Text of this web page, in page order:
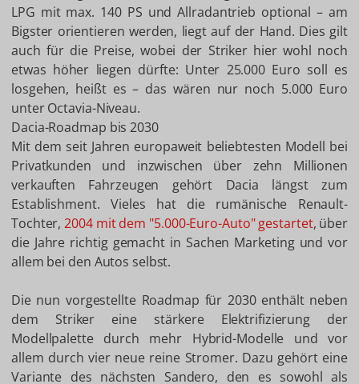
LPG mit max. 140 PS und Allradantrieb optional – am
Bigster orientieren werden, liegt auf der Hand. Dies gilt
auch für die Preise, wobei der Striker hier wohl noch
etwas höher liegen dürfte: Unter 25.000 Euro soll es
losgehen, heißt es – das wären nur noch 5.000 Euro
unter Octavia-Niveau.
Dacia-Roadmap bis 2030
Mit dem seit Jahren europaweit beliebtesten Modell bei
Privatkunden und inzwischen über zehn Millionen
verkauften Fahrzeugen gehört Dacia längst zum
Establishment. Vieles hat die rumänische Renault-
Tochter,2004 mit dem "5.000-Euro-Auto" gestartet, über
die Jahre richtig gemacht in Sachen Marketing und vor
allem bei den Autos selbst.
Die nun vorgestellte Roadmap für 2030 enthält neben
dem Striker eine stärkere Elektrifizierung der
Modellpalette durch mehr Hybrid-Modelle und vor
allem durch vier neue reine Stromer. Dazu gehört eine
Variante des nächsten Sandero, den es sowohl als